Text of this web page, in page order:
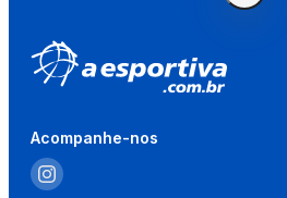
Acompanhe-nos